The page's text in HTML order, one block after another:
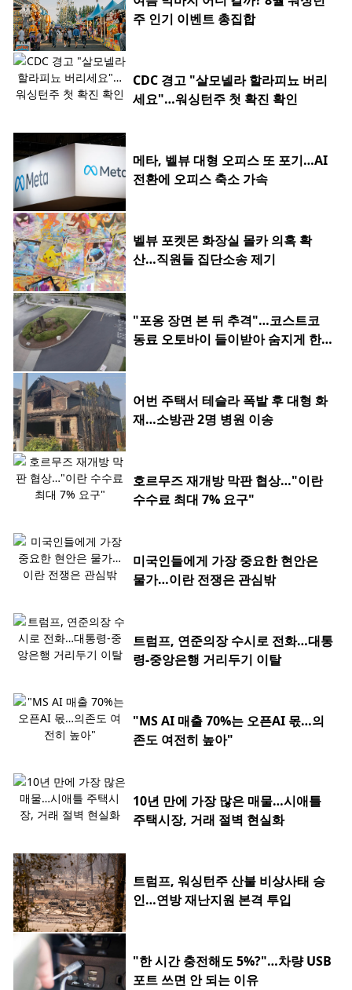
주 인기 이벤트 총집합
CDC 경고 "살모넬라 할라피뇨 버리
세요"…워싱턴주 첫 확진 확인
메타, 벨뷰 대형 오피스 또 포기…AI
전환에 오피스 축소 가속
벨뷰 포켓몬 화장실 몰카 의혹 확
산…직원들 집단소송 제기
"포옹 장면 본 뒤 추격"…코스트코
동료 오토바이 들이받아 숨지게 한 2
어번 주택서 테슬라 폭발 후 대형 화
재…소방관 2명 병원 이송
호르무즈 재개방 막판 협상…"이란
수수료 최대 7% 요구"
미국인들에게 가장 중요한 현안은
물가…이란 전쟁은 관심밖
트럼프, 연준의장 수시로 전화…대통
령-중앙은행 거리두기 이탈
"MS AI 매출 70%는 오픈AI 몫…의
존도 여전히 높아"
10년 만에 가장 많은 매물…시애틀
주택시장, 거래 절벽 현실화
트럼프, 워싱턴주 산불 비상사태 승
인…연방 재난지원 본격 투입
"한 시간 충전해도 5%?"…차량 USB
포트 쓰면 안 되는 이유